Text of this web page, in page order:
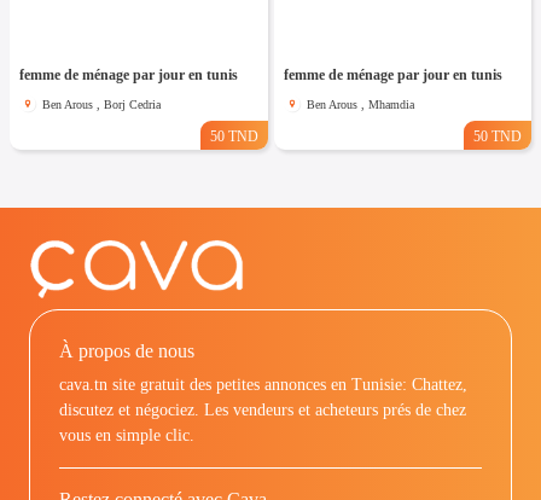
femme de ménage par jour en tunis
Ben Arous , Borj Cedria
50 TND
femme de ménage par jour en tunis
Ben Arous , Mhamdia
50 TND
À propos de nous
cava.tn site gratuit des petites annonces en Tunisie: Chattez,
discutez et négociez. Les vendeurs et acheteurs prés de chez
vous en simple clic.